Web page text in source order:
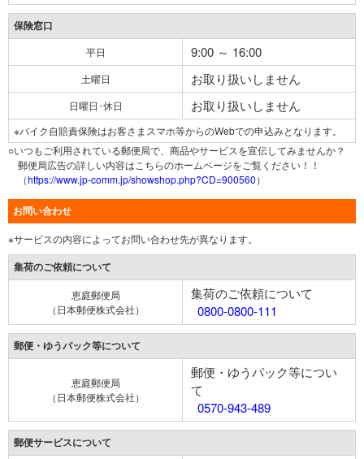
保険窓口
平日 9:00 ～ 16:00
土曜日 お取り扱いしません
日曜日･休日 お取り扱いしません
※バイク自賠責保険はお客さまスマホ等からのWebでの申込みとなります。
○いつもご利用されている郵便局で、商品やサービスを宣伝してみませんか？
郵便局広告の詳しい内容はこちらのホームページをご覧ください！！
（https://www.jp-comm.jp/showshop.php?CD=900560）
お問い合わせ
※サービスの内容によってお問い合わせ先が異なります。
集荷のご依頼について
恵庭郵便局
（日本郵便株式会社）
集荷のご依頼について
0800-0800-111
郵便・ゆうパック等について
恵庭郵便局
（日本郵便株式会社）
郵便・ゆうパック等につい
て
0570-943-489
郵便サービスについて